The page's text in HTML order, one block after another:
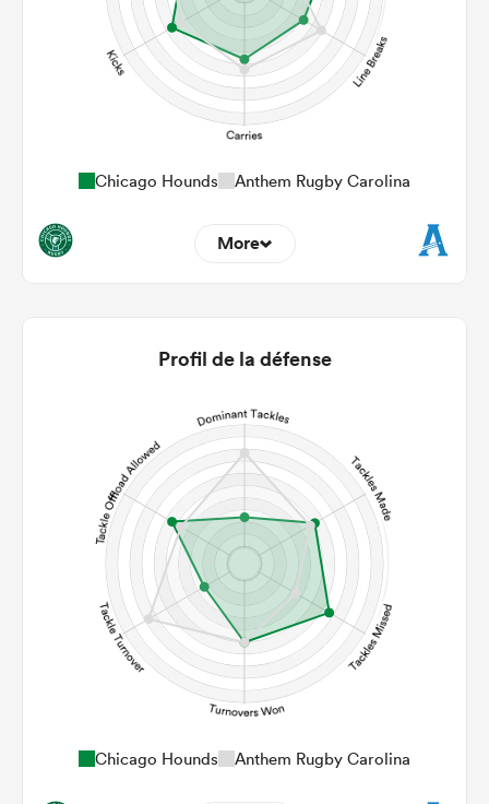
Chicago Hounds Anthem Rugby Carolina
More
22m Conversion
Carries
Kicks
Post Contact Meters
Profil de la défense
Chicago Hounds Anthem Rugby Carolina